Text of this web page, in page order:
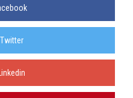
Twitter